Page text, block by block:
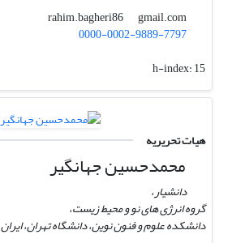
rahim.bagheri86
gmail.com
0000-0002-9889-7797
h-index:15
هیات تحریریه
محمدحسین جهانگیر
دانشیار،
گروه انرژی های نو و محیط زیست،
دانشکده علوم و فنون نوین، دانشگاه تهران، ایران